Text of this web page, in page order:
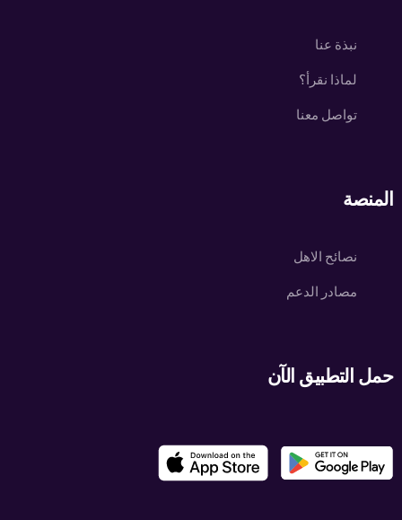
نبذة عنا
لماذا نقرأ؟
تواصل معنا
المنصة
نصائح الاهل
مصادر الدعم
حمل التطبيق الآن